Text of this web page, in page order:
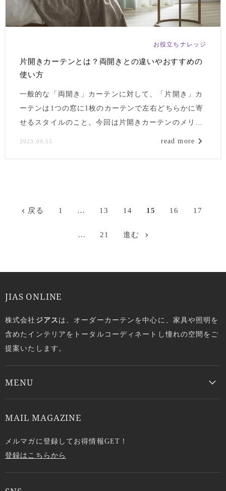
お役立ちナレッジ
片開きカーテンとは？両開きとの違いやおすすめの
使い方
一般的な「両開き」カーテンに対して、「片開き」カ
ーテンは1つの窓に1枚のカーテンで左右どちらかに寄
せるスタイルのこと。今回は片開きカーテンのメリッ
2023.09.15 read more
戻る 1 … 13 14 15 16 17
… 21 進む
JIAS ONLINE
株式会社 ジアスは、オーダーカーテンを中心に、家具や照明を
含めたインテリアをトータルコーディネートし憧れの空間をご
提案いたします。
MENU
MAIL MAGAZINE
メルマガに登録してお得情報GET！
登録はこちらから